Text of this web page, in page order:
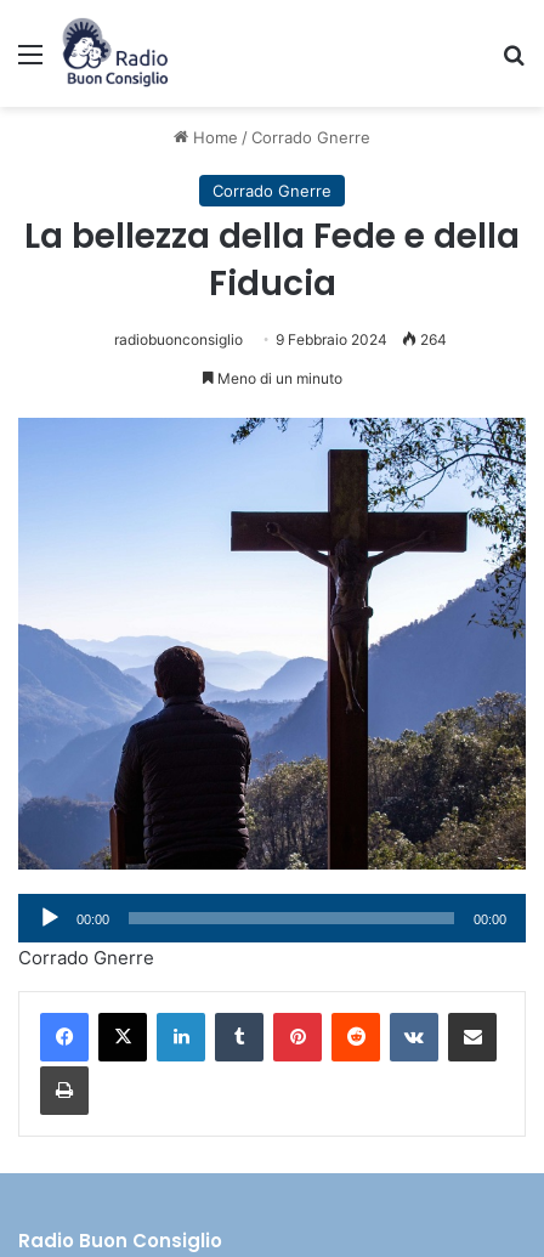
Menu
Home /Corrado Gnerre
Corrado Gnerre
La bellezza della Fede e della
Fiducia
radiobuonconsiglio 9 Febbraio 2024 264
Meno di un minuto
Audio
Player
00:00 00:00
Corrado Gnerre
Radio Buon Consiglio